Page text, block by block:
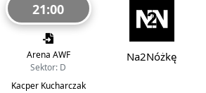
21:00
Arena AWF
Sektor: D
Kacper Kucharczak
Na2Nóżkę